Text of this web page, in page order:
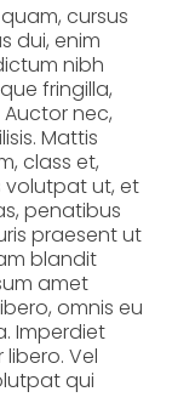
cursus
dui, enim
nibh
fringilla,
nec,
Mattis
class et,
volutpat ut, et
penatibus
praesent ut
blandit
amet
omnis eu
Imperdiet
Vel
qui